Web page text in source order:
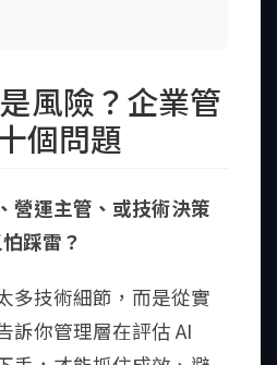
風險？企業管
個問題
營運主管、或技術決策
踩雷？
多技術細節，而是從實
訴你管理層在評估 AI